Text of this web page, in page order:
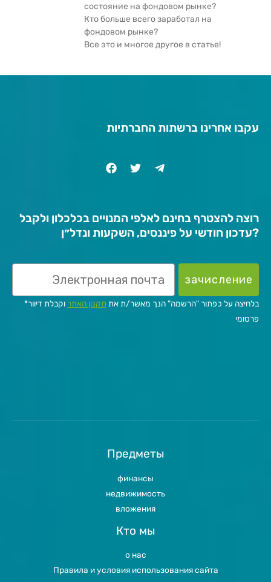
состояние на фондовом рынке?
Кто больше всего заработал на
фондовом рынке?
Все это и многое другое в статье!
עקבו אחרינו ברשתות החברתיות
רוצה להצטרף בחינם לאלפי המנויים בכלכלון ולקבל
עדכון חודשי על פיננסים, השקעות ונדל״ן?
зачисление
*בלחיצה על כפתור "הרשמה" הנך מאשר/ת את תקנון האתר וקבלת דיוור
פרסומי
Предметы
финансы
недвижимость
вложения
Кто мы
о нас
Правила и условия использования сайта